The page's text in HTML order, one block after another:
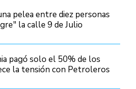
pelea entre diez personas
la calle 9 de Julio
pagó solo el 50% de los
la tensión con Petroleros